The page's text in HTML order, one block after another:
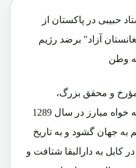
حبیبی در پاکستان از
"افغانستان آزاد" برضد رژیم
وطن
مؤرخ و محقق بزرگ،
مستشرق معروف و مشروطه خواه مبارز در سال 1289
جهان گشود و به تاریخ
1363ش (9 می1984م) در کابل به دارالبقا شتافت و